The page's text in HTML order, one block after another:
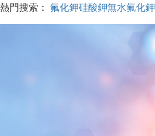
熱門搜索： 氟化鉀硅酸鉀無水氟化鉀